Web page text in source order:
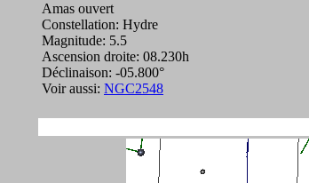
Amas ouvert
Constellation: Hydre
Magnitude: 5.5
Ascension droite: 08.230h
Déclinaison: -05.800°
Voir aussi: NGC2548